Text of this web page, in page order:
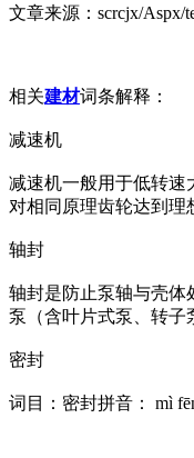
文章来源：scrcjx/Aspx/
相关建材词条解释：
减速机
减速机一般用于低转速
对相同原理齿轮达到理
轴封
轴封是防止泵轴与壳体
泵（含叶片式泵、转子
密封
词目：密封拼音： mì